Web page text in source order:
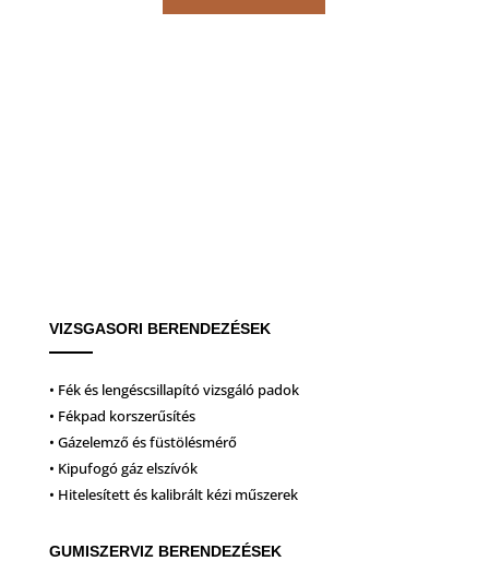
VIZSGASORI BERENDEZÉSEK
• Fék és lengéscsillapító vizsgáló padok
• Fékpad korszerűsítés
• Gázelemző és füstölésmérő
• Kipufogó gáz elszívók
• Hitelesített és kalibrált kézi műszerek
GUMISZERVIZ BERENDEZÉSEK